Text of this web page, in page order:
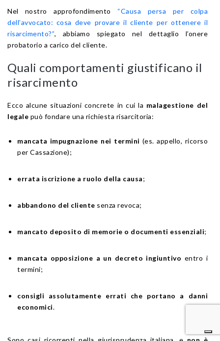
Nel nostro approfondimento “Causa persa per colpa
dell’avvocato: cosa deve provare il cliente per ottenere il
risarcimento?”, abbiamo spiegato nel dettaglio l’onere
probatorio a carico del cliente.
Quali comportamenti giustificano il
risarcimento
Ecco alcune situazioni concrete in cui la malagestione del
legale può fondare una richiesta risarcitoria:
mancata impugnazione nei termini (es. appello, ricorso
per Cassazione);
errata iscrizione a ruolo della causa;
abbandono del cliente senza revoca;
mancato deposito di memorie o documenti essenziali;
mancata opposizione a un decreto ingiuntivo entro i
termini;
consigli assolutamente errati che portano a danni
economici.